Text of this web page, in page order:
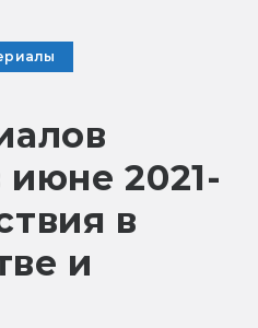
июне 2021-
в
и